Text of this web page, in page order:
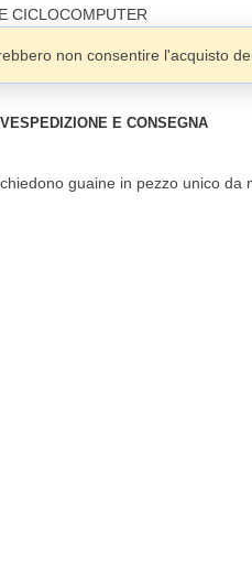
CICLOCOMPUTER
non consentire l'acquisto
SPEDIZIONE E CONSEGNA
guaine in pezzo unico da